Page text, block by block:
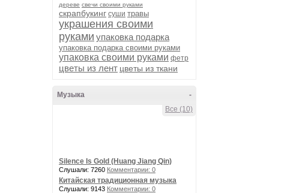
дереве свечи своими руками
скрапбукинг суши травы
украшения своими
руками упаковка подарка
упаковка подарка своими руками
упаковка своими руками фетр
цветы из лент цветы из ткани
-
Музыка
Все (10)
Silence Is Gold (Huang Jiang Qin)
Слушали: 7260 Комментарии: 0
Китайская традиционная музыка
Слушали: 9143 Комментарии: 0